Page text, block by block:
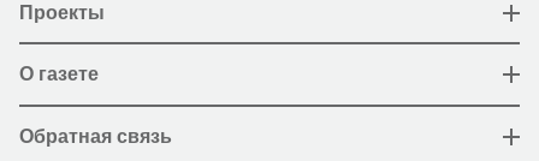
Проекты
О газете
Обратная связь